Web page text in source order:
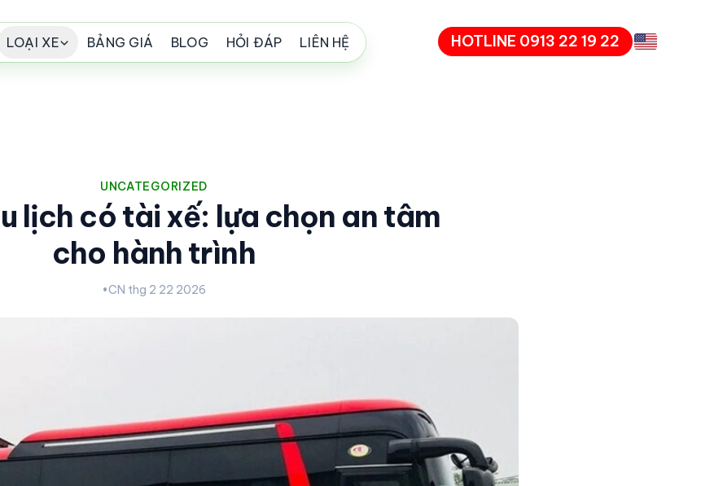
LOẠI XE BẢNG GIÁ BLOG HỎI ĐÁP LIÊN HỆ HOTLINE 0913 22 19 22
UNCATEGORIZED
lịch có tài xế: lựa chọn an tâm
cho hành trình
•CN thg 2 22 2026